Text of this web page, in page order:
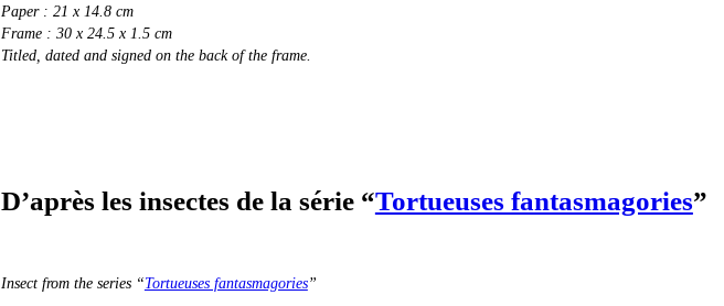
Paper : 21 x 14.8 cm
Frame : 30 x 24.5 x 1.5 cm
Titled, dated and signed on the back of the frame.
D’après les insectes de la série “Tortueuses fantasmagories”
Insect from the series “Tortueuses fantasmagories”